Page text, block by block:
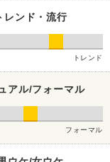
レンド・流行
トレンド
アル/フォーマル
フォーマル